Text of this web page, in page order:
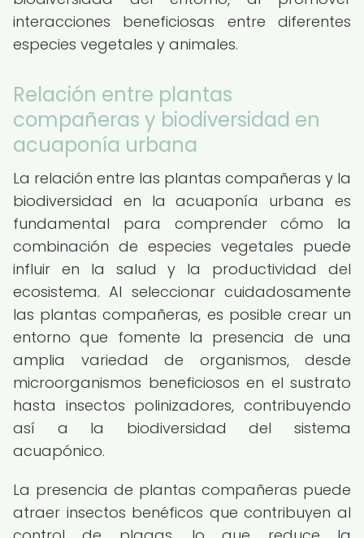
interacciones beneficiosas entre diferentes
especies vegetales y animales.
Relación entre plantas
compañeras y biodiversidad en
acuaponía urbana
La relación entre las plantas compañeras y la
biodiversidad en la acuaponía urbana es
fundamental para comprender cómo la
combinación de especies vegetales puede
influir en la salud y la productividad del
ecosistema. Al seleccionar cuidadosamente
las plantas compañeras, es posible crear un
entorno que fomente la presencia de una
amplia variedad de organismos, desde
microorganismos beneficiosos en el sustrato
hasta insectos polinizadores, contribuyendo
así a la biodiversidad del sistema
acuapónico.
La presencia de plantas compañeras puede
atraer insectos benéficos que contribuyen al